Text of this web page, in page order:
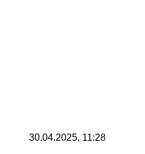
30.04.2025, 11:28